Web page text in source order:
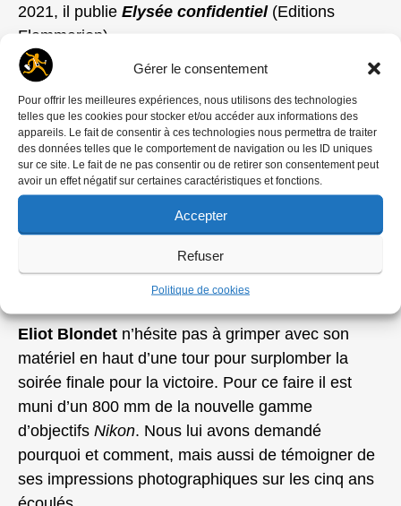
Gérer le consentement
Pour offrir les meilleures expériences, nous utilisons des technologies
telles que les cookies pour stocker et/ou accéder aux informations des
appareils. Le fait de consentir à ces technologies nous permettra de traiter
des données telles que le comportement de navigation ou les ID uniques
sur ce site. Le fait de ne pas consentir ou de retirer son consentement peut
avoir un effet négatif sur certaines caractéristiques et fonctions.
Accepter
Refuser
Politique de cookies
2021, il publie Elysée confidentiel(Editions
Flammarion).
Quand Emmanuel Macron devient candidat à la
Présidence de la République, on est en 2017,Eliot
Blondeta 21 ans et débute un travail de suivi
permanent. CommeJean-Claude Coutaussepour
Le MondeouLudovic Marinpour l’ AFP, sa vie est
rythmée par l’agenda du « PR », puis du candidat.
En 2022, la campagne électorale d’Emmanuel
sa réélection fêtée sur le Champ de Mars avec la
Tour Eiffel comme décor.
Eliot Blondet n’hésite pas à grimper avec son
matériel en haut d’une tour pour surplomber la
soirée finale pour la victoire. Pour ce faire il est
muni d’un 800 mm de la nouvelle gamme
d’objectifs Nikon. Nous lui avons demandé
pourquoi et comment, mais aussi de témoigner de
ses impressions photographiques sur les cinq ans